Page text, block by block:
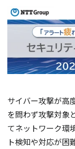
サイバー攻撃が高
を問わず攻撃対象
てネットワーク環
ト検知や対応が困